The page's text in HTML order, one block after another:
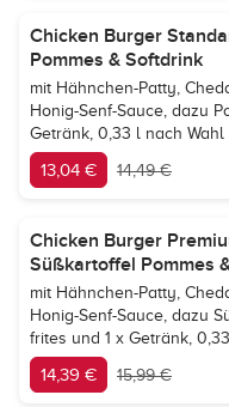
Chicken Burger
Pommes & Softdrink
mit Hähnchen-Patty,
Honig-Senf-Sauce, dazu
Getränk, 0,33 l nach Wahl
13,04 € 14,49 €
Chicken Burger
Süßkartoffel Pommes
mit Hähnchen-Patty,
Honig-Senf-Sauce, dazu
frites und 1 x Getränk,
14,39 € 15,99 €